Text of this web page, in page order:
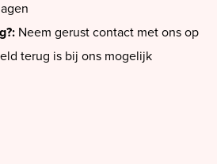
Neem gerust contact met ons op
terug is bij ons mogelijk